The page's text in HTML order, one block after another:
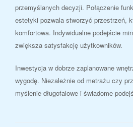
przemyślanych decyzji. Połączenie
estetyki pozwala stworzyć przestrzeń,
komfortowa. Indywidualne podejście
zwiększa satysfakcję użytkowników.
Inwestycja w dobrze zaplanowane
wygodę. Niezależnie od metrażu czy
myślenie długofalowe i świadome